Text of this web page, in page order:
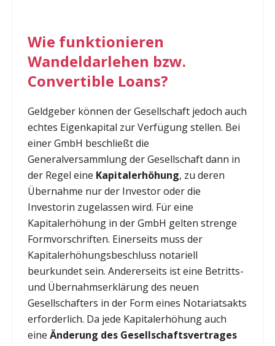
Wie funktionieren
Wandeldarlehen bzw.
Convertible Loans?
Geldgeber können der Gesellschaft jedoch auch
echtes Eigenkapital zur Verfügung stellen. Bei
einer GmbH beschließt die
Generalversammlung der Gesellschaft dann in
der Regel eine Kapitalerhöhung, zu deren
Übernahme nur der Investor oder die
Investorin zugelassen wird. Für eine
Kapitalerhöhung in der GmbH gelten strenge
Formvorschriften. Einerseits muss der
Kapitalerhöhungsbeschluss notariell
beurkundet sein. Andererseits ist eine Betritts-
und Übernahmserklärung des neuen
Gesellschafters in der Form eines Notariatsakts
erforderlich. Da jede Kapitalerhöhung auch
eine Änderung des Gesellschaftsvertrages